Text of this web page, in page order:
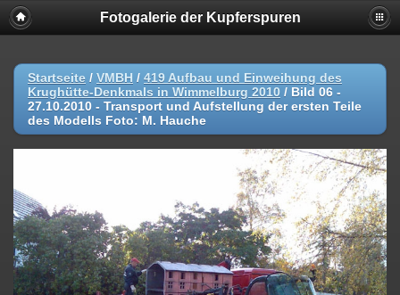
Fotogalerie der Kupferspuren
Startseite / VMBH / 419 Aufbau und Einweihung des
Krughütte-Denkmals in Wimmelburg 2010 / Bild 06 -
27.10.2010 - Transport und Aufstellung der ersten Teile
des Modells Foto: M. Hauche